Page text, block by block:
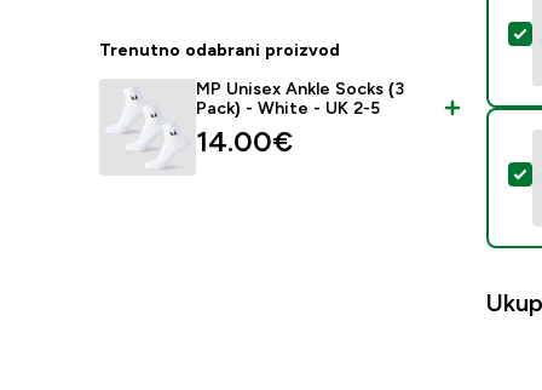
Trenutno odabrani proizvod
MP Unisex Ankle Socks (3
Pack) - White - UK 2-5
14.00€‎